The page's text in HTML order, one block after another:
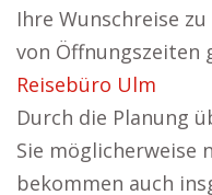
Ihre Wunschreise
von Öffnungszeiten
Reisebüro Ulm
Durch die Planung
Sie möglicherweise
bekommen auch